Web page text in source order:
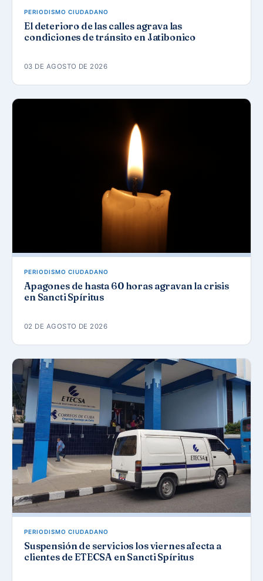
PERIODISMO CIUDADANO
El deterioro de las calles agrava las
condiciones de tránsito en Jatibonico
03 DE AGOSTO DE 2026
PERIODISMO CIUDADANO
Apagones de hasta 60 horas agravan la crisis
en Sancti Spíritus
02 DE AGOSTO DE 2026
PERIODISMO CIUDADANO
Suspensión de servicios los viernes afecta a
clientes de ETECSA en Sancti Spíritus